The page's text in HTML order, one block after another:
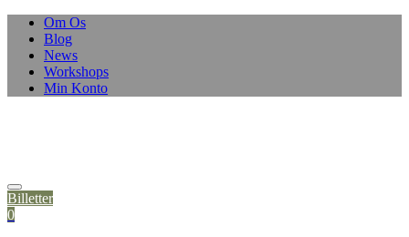
Skip
content
Om Os
Blog
News
Workshops
Min Konto
Billetter
0